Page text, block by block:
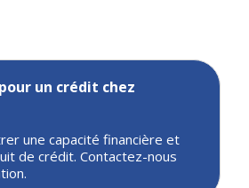
un crédit chez
une capacité financière et
de crédit. Contactez-nous